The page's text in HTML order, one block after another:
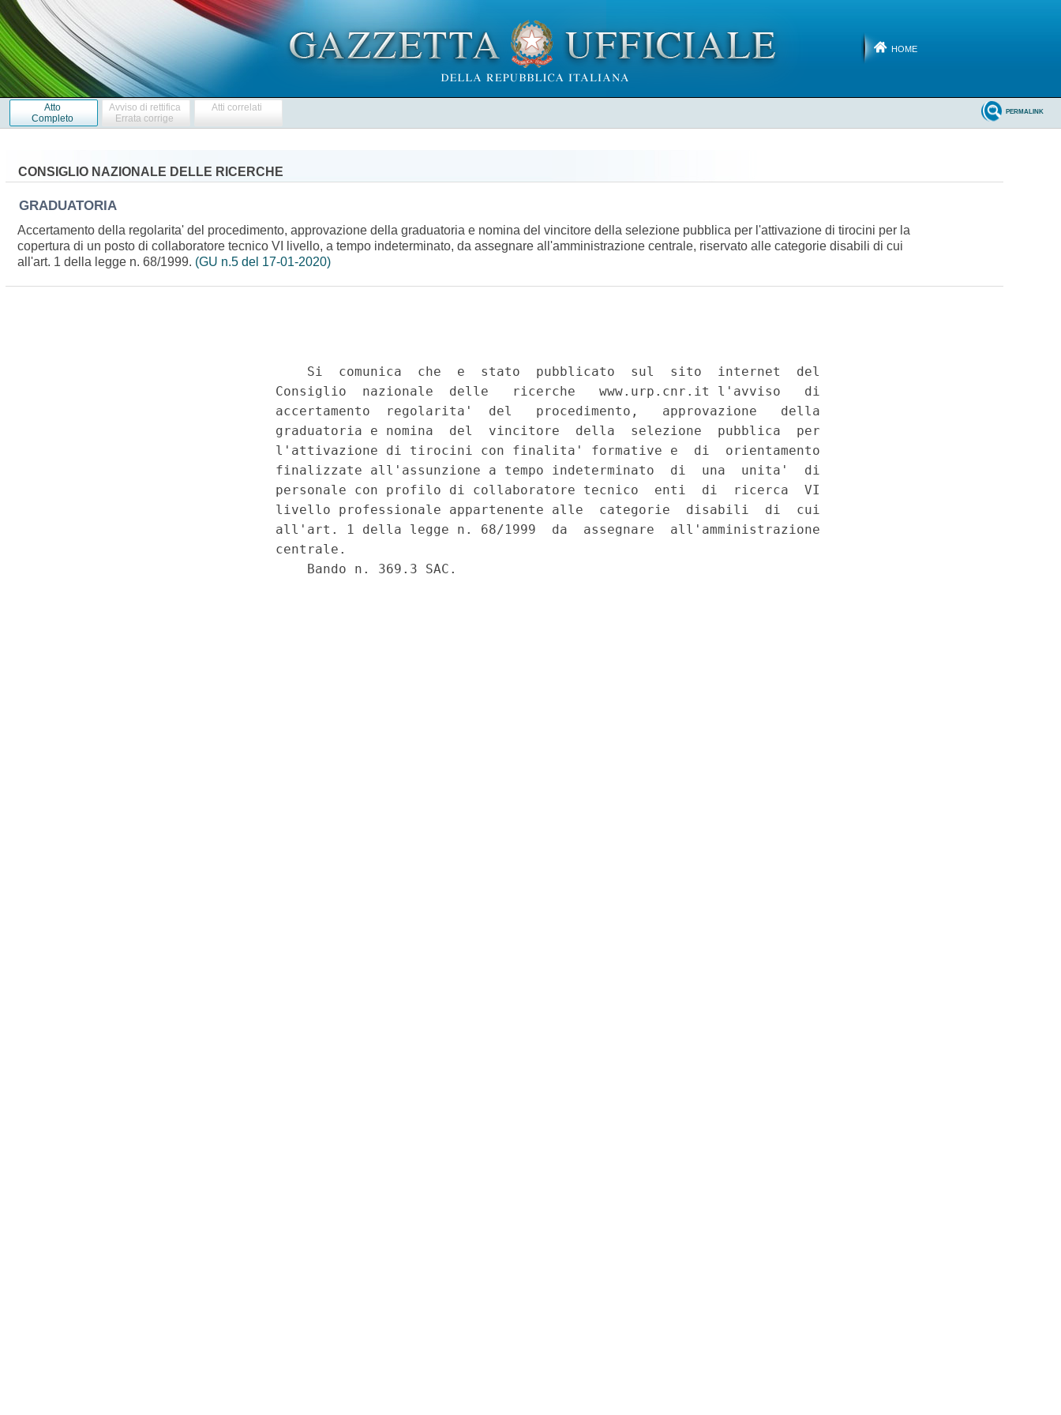
HOME
Atto
Completo
Avviso di rettifica
Errata corrige
Atti correlati PERMALINK
CONSIGLIO NAZIONALE DELLE RICERCHE
GRADUATORIA
Accertamento della regolarita' del procedimento, approvazione della graduatoria e nomina del vincitore della selezione pubblica per l'attivazione di tirocini per la
copertura di un posto di collaboratore tecnico VI livello, a tempo indeterminato, da assegnare all'amministrazione centrale, riservato alle categorie disabili di cui
all'art. 1 della legge n. 68/1999. (GU n.5 del 17-01-2020)